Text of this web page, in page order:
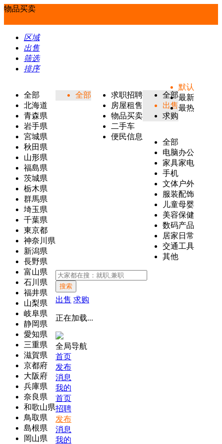
物品买卖
区域
出售
筛选
排序
全部
北海道
青森県
岩手県
宮城県
秋田県
山形県
福島県
茨城県
栃木県
群馬県
埼玉県
千葉県
東京都
神奈川県
新潟県
長野県
富山県
石川県
福井県
山梨県
岐阜県
静岡県
愛知県
三重県
滋賀県
京都府
大阪府
兵庫県
奈良県
和歌山県
鳥取県
島根県
岡山県
全部
求职招聘
房屋租售
物品买卖
二手车
便民信息
全部
出售
求购
全部
电脑办公
家具家电
手机
文体户外
服装配饰
儿童母婴
美容保健
数码产品
居家日常
交通工具
其他
默认
最新
最热
搜索
出售 求购
正在加载...
全局导航
首页
发布
消息
我的
首页
招聘
发布
消息
我的